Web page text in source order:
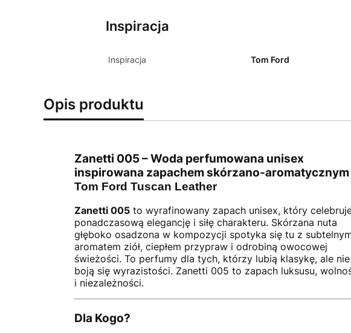
Inspiracja
Inspiracja Tom Ford
Opis produktu
Zanetti 005 – Woda perfumowana unisex
inspirowana zapachem skórzano-aromatycznym
Tom Ford Tuscan Leather
Zanetti 005 to wyrafinowany zapach unisex, który
ponadczasową elegancję i siłę charakteru. Skórzana nuta
głęboko osadzona w kompozycji spotyka się tu z
aromatem ziół, ciepłem przypraw i odrobiną owocowej
świeżości. To perfumy dla tych, którzy lubią klasykę, ale nie
boją się wyrazistości. Zanetti 005 to zapach luksusu,
i niezależności.
Dla Kogo?